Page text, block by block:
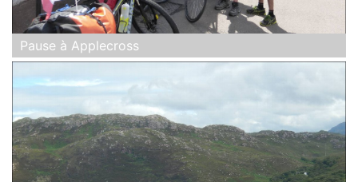
Pause à Applecross